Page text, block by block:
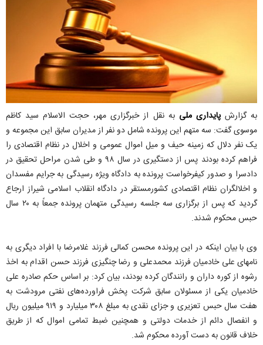
به گزارش پایداری ملی به نقل از خبرگزاری مهر، حجت الاسلام سید کاظم
موسوی گفت: سه متهم این پرونده شامل دو نفر از مدیران سابق این مجموعه و
یک نفر دلال که زمینه حیف و میل اموال عمومی و اخلال در نظام اقتصادی را
فراهم کرده بودند پس از دستگیری در سال ۹۸ و طی شدن مراحل تحقیق در
دادسرا و صدور کیفرخواست پرونده به دادگاه ویژه رسیدگی به جرایم مفسدان
و اخلالگران نظام اقتصادی کشورمستقر در دادگاه انقلاب اسلامی شیراز ارجاع
گردید که پس از برگزاری سه جلسه رسیدگی متهمان پرونده جمعاً به ۲۰ سال
حبس محکوم شدند.
وی با بیان اینکه در این پرونده محسن کمالی فرزند غلامرضا با افراد دیگری به
نامهای علی خادمیان فرزند محمدعلی و رضا چنگیزی فرزند حسن اقدام به اخذ
رشوه از کوره داران و رانندگان کرده بودند، بیان کرد: بر اساس حکم صادره علی
خادمیان یکی از مسئولان سابق شرکت پخش فراورده‌های نفتی مرودشت به
هفت سال حبس تعزیری و جزای نقدی به مبلغ ۳۰۸ میلیارد و ۹۱۹ میلیون ریال
و انفصال دائم از خدمات دولتی و همچنین ضبط تمامی اموال که از طریق
خلاف قانون به دست آورده محکوم شد.